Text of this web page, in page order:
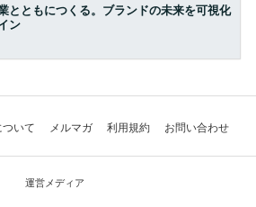
とともにつくる。ブランドの未来を可視化
ン
いて メルマガ 利用規約 お問い合わせ
運営メディア